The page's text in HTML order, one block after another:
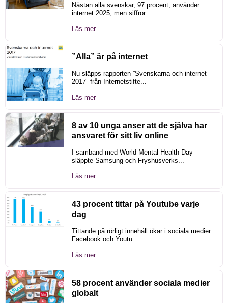
Nästan alla svenskar, 97 procent, använder
internet 2025, men siffror...
Läs mer
”Alla” är på internet
Nu släpps rapporten ”Svenskarna och internet
2017” från Internetstifte...
Läs mer
8 av 10 unga anser att de själva har
ansvaret för sitt liv online
I samband med World Mental Health Day
släppte Samsung och Fryshusverks...
Läs mer
43 procent tittar på Youtube varje
dag
Tittande på rörligt innehåll ökar i sociala medier.
Facebook och Youtu...
Läs mer
58 procent använder sociala medier
globalt